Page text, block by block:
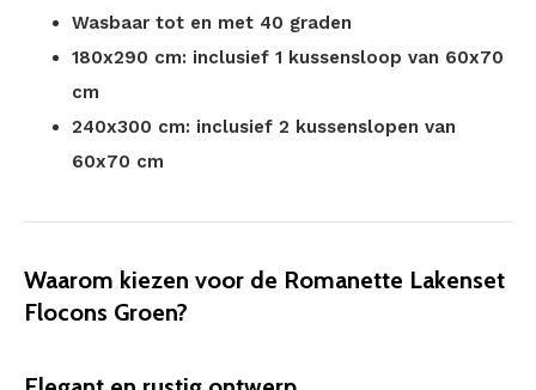
Wasbaar tot en met 40 graden
180x290 cm: inclusief 1 kussensloop van 60x70
cm
240x300 cm: inclusief 2 kussenslopen van
60x70 cm
Waarom kiezen voor de Romanette Lakenset
Flocons Groen?